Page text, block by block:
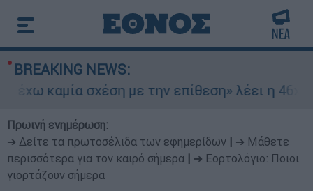
BREAKING NEWS:
καμία σχέση με την επίθεση» λέει η 46χρονη
Πρωινή ενημέρωση:
➔ Δείτε τα πρωτοσέλιδα των εφημερίδων
➔ Μάθετε
περισσότερα για τον καιρό σήμερα
➔ Εορτολόγιο: Ποιοι
γιορτάζουν σήμερα